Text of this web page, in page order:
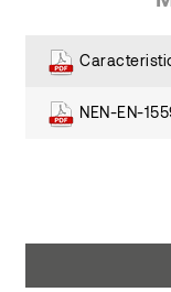
NEN-EN-